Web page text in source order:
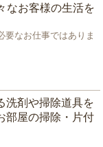
なお客様の生活を
要なお仕事ではありま
洗剤や掃除道具を
部屋の掃除・片付